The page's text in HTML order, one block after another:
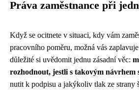
Práva zaměstnance při
Když se ocitnete v situaci, kdy vám
pracovního poměru, možná vás
důležité si uvědomit jednu zásadní věc:
rozhodnout, jestli s takovým návrhem
nutit k podpisu a jakýkoliv tlak ze strany